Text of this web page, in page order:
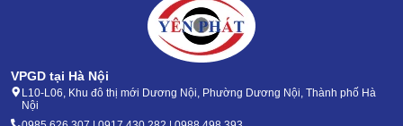
VPGD tại Hà Nội
L10-L06, Khu đô thị mới Dương Nội, Phường Dương Nội, Thành phố Hà
Nội